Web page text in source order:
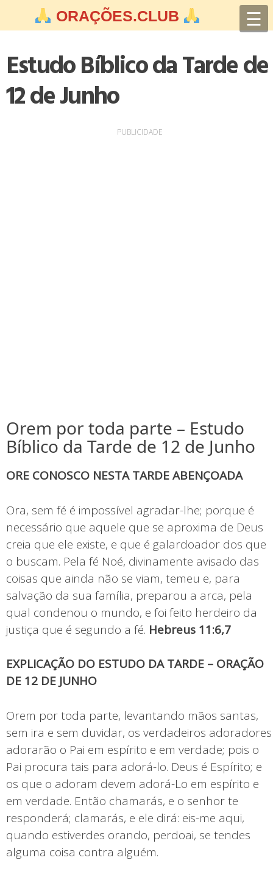
ORAÇÕES.CLUB ☰
Estudo Bíblico da Tarde de
12 de Junho
PUBLICIDADE
Orem por toda parte – Estudo
Bíblico da Tarde de 12 de Junho
ORE CONOSCO NESTA TARDE ABENÇOADA
Ora, sem fé é impossível agradar-lhe; porque é
necessário que aquele que se aproxima de Deus
creia que ele existe, e que é galardoador dos que
o buscam. Pela fé Noé, divinamente avisado das
coisas que ainda não se viam, temeu e, para
salvação da sua família, preparou a arca, pela
qual condenou o mundo, e foi feito herdeiro da
justiça que é segundo a fé. Hebreus 11:6,7
EXPLICAÇÃO DO ESTUDO DA TARDE – ORAÇÃO
DE 12 DE JUNHO
Orem por toda parte, levantando mãos santas,
sem ira e sem duvidar, os verdadeiros adoradores
adorarão o Pai em espírito e em verdade; pois o
Pai procura tais para adorá-lo. Deus é Espírito; e
os que o adoram devem adorá-Lo em espírito e
em verdade. Então chamarás, e o senhor te
responderá; clamarás, e ele dirá: eis-me aqui,
quando estiverdes orando, perdoai, se tendes
alguma coisa contra alguém.